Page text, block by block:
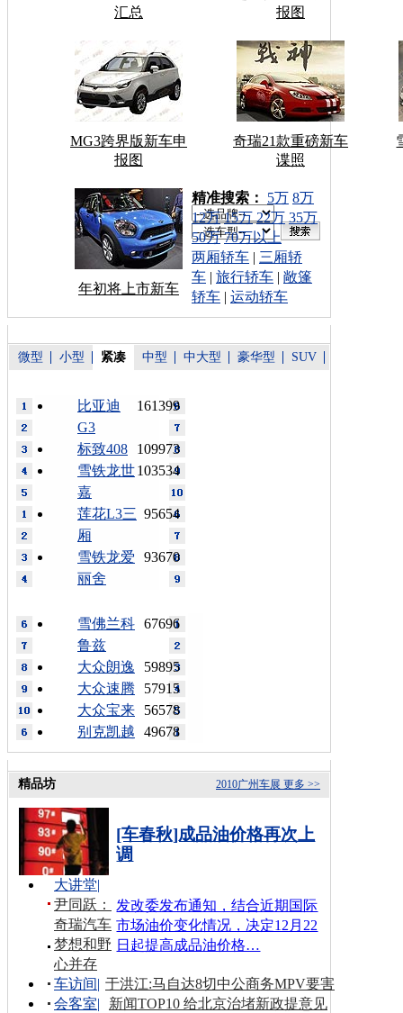
汇总
报图
MG3跨界版新车申
报图
奇瑞21款重磅新车
谍照
年初将上市新车
车型搜索：
精准搜索： 5万 8万
12万 15万 22万 35万
50万 70万以上
两厢轿车 | 三厢轿
车 | 旅行轿车 | 敞篷
轿车 | 运动轿车
微型 小型 紧凑 中型 中大型 豪华型 SUV
161399
比亚迪
G3
109973
标致408
103534
雪铁龙世
嘉
95654
莲花L3三
厢
93670
雪铁龙爱
丽舍
67696
雪佛兰科
鲁兹
59895
大众朗逸
57915
大众速腾
56578
大众宝来
49678
别克凯越
更多 >>
2010广州车展
精品坊
[车春秋]成品油价格再次上
调
发改委发布通知，结合近期国际
市场油价变化情况，决定12月22
日起提高成品油价格…
大讲堂|
尹同跃：
奇瑞汽车
梦想和野
心并存
车访间| 于洪江:马自达8切中公商务MPV要害
会客室|
新闻TOP10 给北京治堵新政提意见